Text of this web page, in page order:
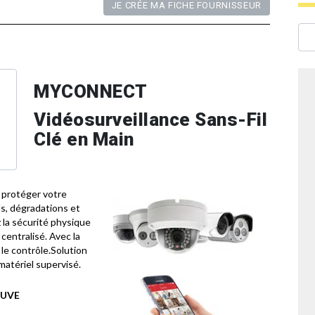
JE CRÉE MA FICHE FOURNISSEUR
MYCONNECT
Vidéosurveillance Sans-Fil
Clé en Main
votre
dégradations et
la sécurité physique
Avec la
contrôle.Solution
supervisé.